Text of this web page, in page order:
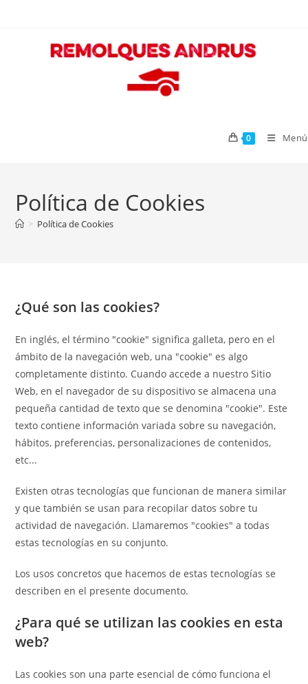
0 Menú
Política de Cookies
> Política de Cookies
¿Qué son las cookies?
En inglés, el término "cookie" significa galleta, pero en el
ámbito de la navegación web, una "cookie" es algo
completamente distinto. Cuando accede a nuestro Sitio
Web, en el navegador de su dispositivo se almacena una
pequeña cantidad de texto que se denomina "cookie". Este
texto contiene información variada sobre su navegación,
hábitos, preferencias, personalizaciones de contenidos,
etc...
Existen otras tecnologías que funcionan de manera similar
y que también se usan para recopilar datos sobre tu
actividad de navegación. Llamaremos "cookies" a todas
estas tecnologías en su conjunto.
Los usos concretos que hacemos de estas tecnologías se
describen en el presente documento.
¿Para qué se utilizan las cookies en esta
web?
Las cookies son una parte esencial de cómo funciona el